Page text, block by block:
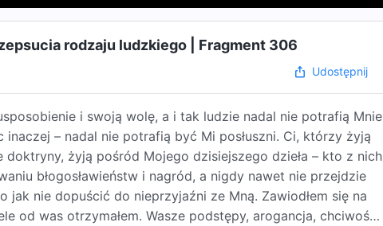
rodzaju ludzkiego | Fragment 306
Udostępnij
i swoją wolę, a i tak ludzie nadal nie potrafią Mnie
– nadal nie potrafią być Mi posłuszni. Ci, którzy żyją
żyją pośród Mojego dzisiejszego dzieła – kto z nich
błogosławieństw i nagród, a nigdy nawet nie przejdzie
nie dopuścić do nieprzyjaźni ze Mną. Zawiodłem się na
od was otrzymałem. Wasze podstępy, arogancja, chciwość,